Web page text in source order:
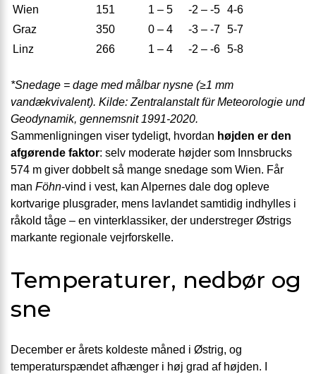
Wien 151 1 – 5 -2 – -5 4-6
Graz
350 0 – 4 -3 – -7 5-7
Linz
266 1 – 4 -2 – -6 5-8
*Snedage = dage med målbar nysne (≥1 mm
vandækvivalent). Kilde: Zentralanstalt für Meteorologie und
Geodynamik, gennemsnit 1991-2020.
Sammenligningen viser tydeligt, hvordan højden er den
afgørende faktor: selv moderate højder som Innsbrucks
574 m giver dobbelt så mange snedage som Wien. Får
man Föhn-vind i vest, kan Alpernes dale dog opleve
kortvarige plusgrader, mens lavlandet samtidig indhylles i
råkold tåge – en vinterklassiker, der understreger Østrigs
markante regionale vejrforskelle.
Temperaturer, nedbør og
sne
December er årets koldeste måned i Østrig, og
temperaturspændet afhænger i høj grad af højden. I